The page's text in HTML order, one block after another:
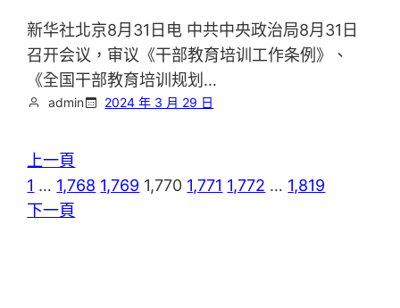
新华社北京8月31日电 中共中央政治局8月31日
召开会议，审议《干部教育培训工作条例》、
《全国干部教育培训规划…
admin 2024 年 3 月 29 日
上一頁
1 … 1,768 1,769 1,770 1,771 1,772 … 1,819
下一頁